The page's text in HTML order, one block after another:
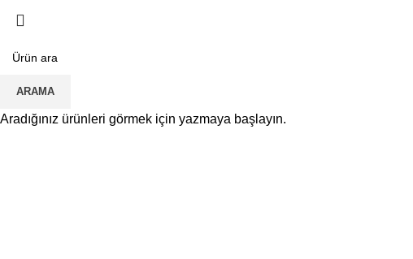
ARAMA
Aradığınız ürünleri görmek için yazmaya başlayın.